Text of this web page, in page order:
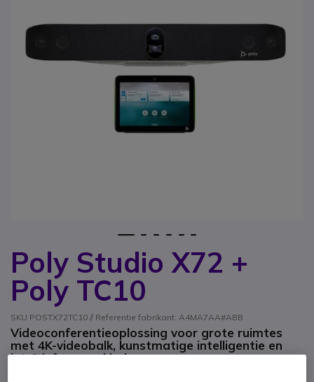
Poly Studio X72 +
Poly TC10
SKU POSTX72TC10 // Referentie fabrikant: A4MA7AA#ABB
Videoconferentieoplossing voor grote ruimtes
met 4K-videobalk, kunstmatige intelligentie en
intuïtief aanraakbeheer.
Ga naar het begin van de afbeeldingen-gallerij